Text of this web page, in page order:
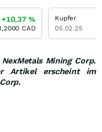
Mining Corp.
Artikel erscheint im
+10,37%
CAD
Kupfer
05.02.25